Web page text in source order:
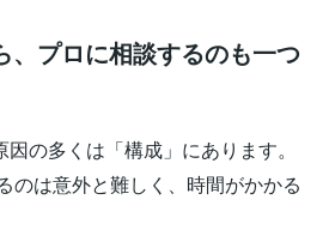
、プロに相談するのも一つ
の多くは「構成」にあります。
のは意外と難しく、時間がかかる